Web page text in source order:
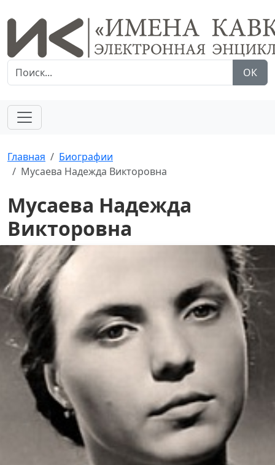
ОК
Главная
Биографии
Мусаева Надежда Викторовна
Мусаева Надежда
Викторовна